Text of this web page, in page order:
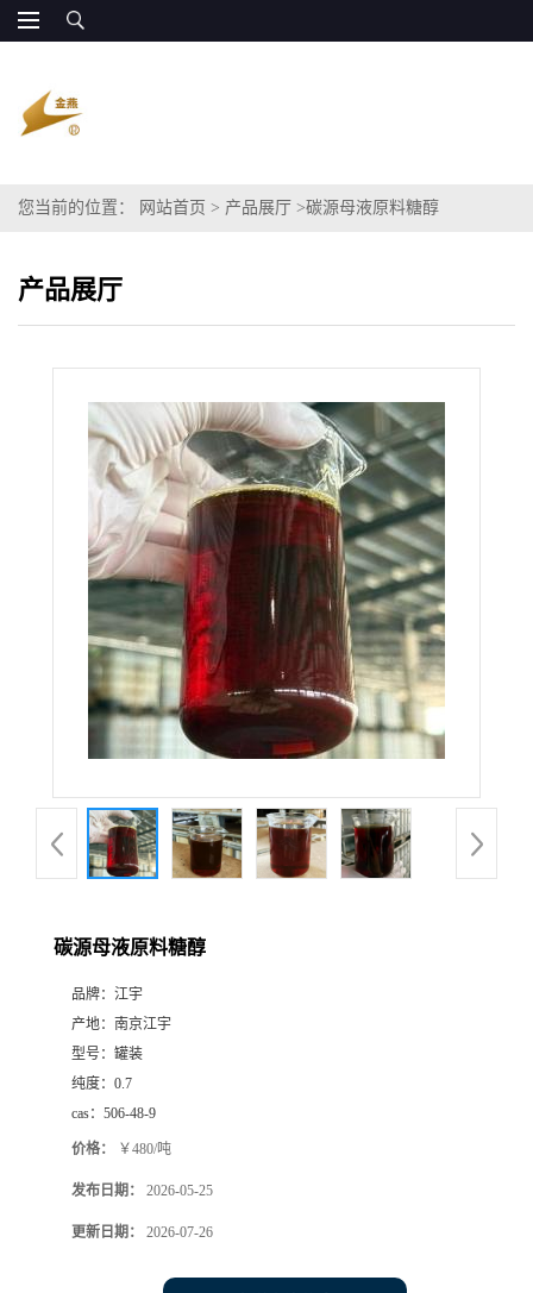
您当前的位置： 网站首页 > 产品展厅 >碳源母液原料糖醇
产品展厅
碳源母液原料糖醇
品牌： 江宇
产地： 南京江宇
型号： 罐装
纯度： 0.7
cas： 506-48-9
价格： ￥480/吨
发布日期： 2026-05-25
更新日期： 2026-07-26